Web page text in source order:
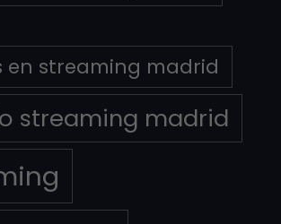
en streaming madrid
streaming madrid